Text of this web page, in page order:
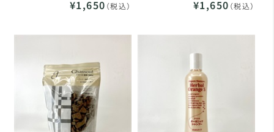
¥1,650 （税込） ¥1,650 （税込）